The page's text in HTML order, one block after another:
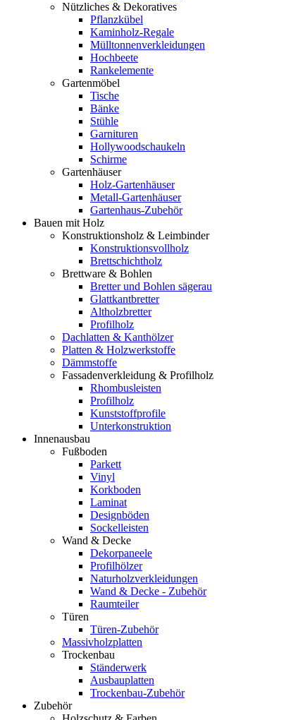
Nützliches & Dekoratives
Pflanzkübel
Kaminholz-Regale
Mülltonnenverkleidungen
Hochbeete
Rankelemente
Gartenmöbel
Tische
Bänke
Stühle
Garnituren
Hollywoodschaukeln
Schirme
Gartenhäuser
Holz-Gartenhäuser
Metall-Gartenhäuser
Gartenhaus-Zubehör
Bauen mit Holz
Konstruktionsholz & Leimbinder
Konstruktionsvollholz
Brettschichtholz
Brettware & Bohlen
Bretter und Bohlen sägerau
Glattkantbretter
Altholzbretter
Profilholz
Dachlatten & Kanthölzer
Platten & Holzwerkstoffe
Dämmstoffe
Fassadenverkleidung & Profilholz
Rhombusleisten
Profilholz
Kunststoffprofile
Unterkonstruktion
Innenausbau
Fußboden
Parkett
Vinyl
Korkboden
Laminat
Designböden
Sockelleisten
Wand & Decke
Dekorpaneele
Profilhölzer
Naturholzverkleidungen
Wand & Decke - Zubehör
Raumteiler
Türen
Türen-Zubehör
Massivholzplatten
Trockenbau
Ständerwerk
Ausbauplatten
Trockenbau-Zubehör
Zubehör